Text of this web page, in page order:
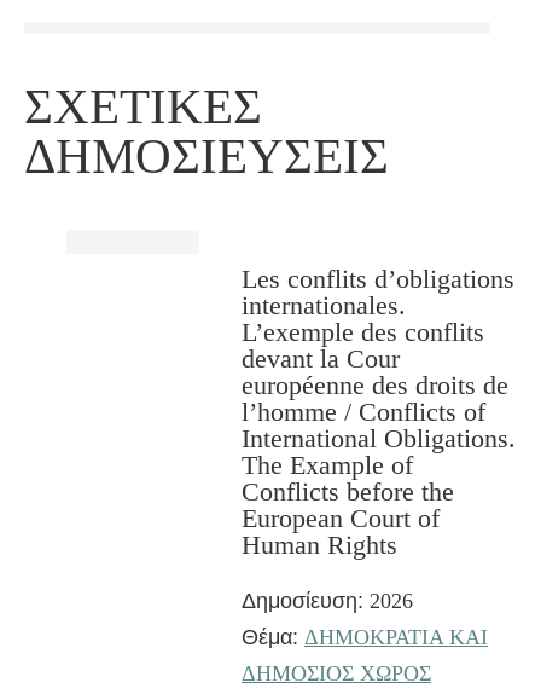
ΣΧΕΤΙΚΈΣ
ΔΗΜΟΣΙΕΎΣΕΙΣ
Les conflits d’obligations
internationales.
L’exemple des conflits
devant la Cour
européenne des droits de
l’homme / Conflicts of
International Obligations.
The Example of
Conflicts before the
European Court of
Human Rights
Δημοσίευση: 2026
Θέμα: ΔΗΜΟΚΡΑΤΙΑ ΚΑΙ
ΔΗΜΟΣΙΟΣ ΧΩΡΟΣ